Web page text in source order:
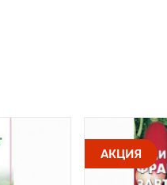
АКЦИЯ